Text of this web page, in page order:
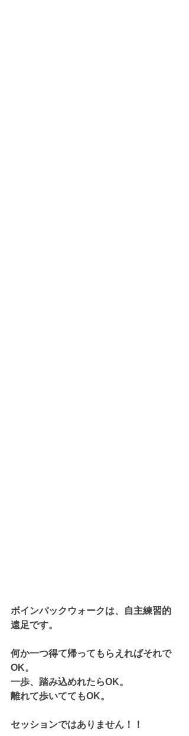
ボインパックウォークは、自主練習的
遠足です。
何か一つ得て帰ってもらえればそれで
OK。
一歩、踏み込めれたらOK。
離れて歩いててもOK。
セッションではありません！！